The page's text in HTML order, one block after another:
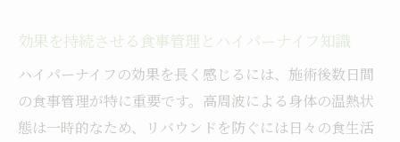
効果を持続させる食事管理とハイパーナイフ知識
ハイパーナイフの効果を長く感じるには、施術後数日間
の食事管理が特に重要です。高周波による身体の温熱状
態は一時的なため、リバウンドを防ぐには日々の食生活